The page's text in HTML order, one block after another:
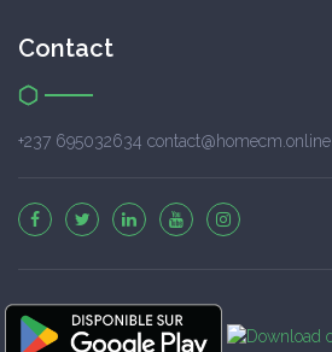
Contact
+237 695032634 contact@homecm.online